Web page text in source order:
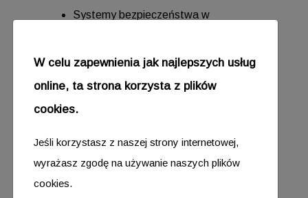
Systemy bezpieczeństwa w
Awaryjne procedury i pierwsza pomoc
Komunikacja z innymi uczestnikami
W celu zapewnienia jak najlepszych usług
online, ta strona korzysta z plików
cookies.
Jeśli korzystasz z naszej strony internetowej,
wyrażasz zgodę na używanie naszych plików
cookies.